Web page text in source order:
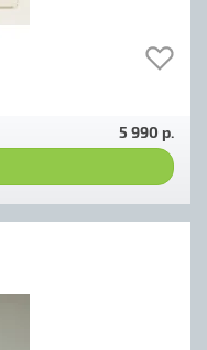
5 990 р.